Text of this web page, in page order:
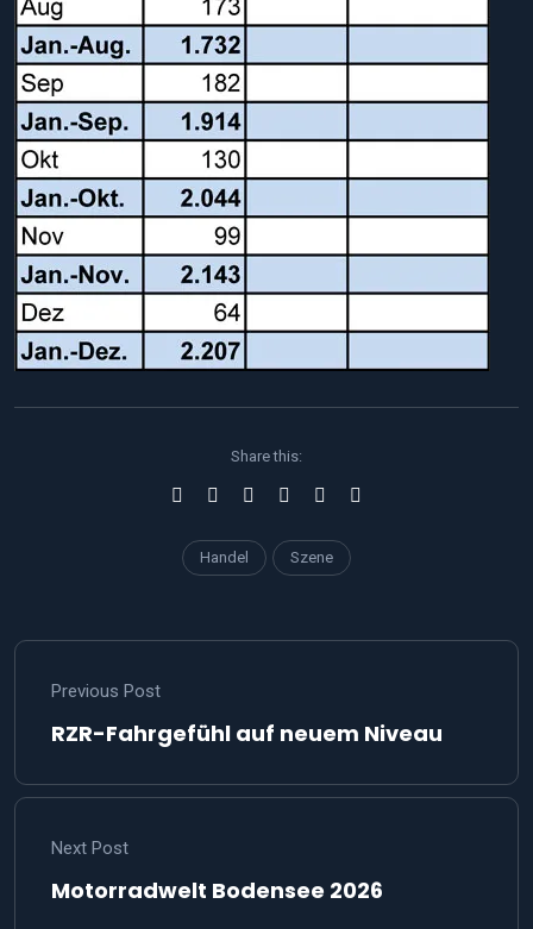
Share this:
Handel Szene
Previous Post
RZR-Fahrgefühl auf neuem Niveau
Next Post
Motorradwelt Bodensee 2026